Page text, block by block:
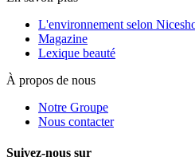
L'environnement selon
Magazine
Lexique beauté
À propos de nous
Notre Groupe
Nous contacter
Suivez-nous sur